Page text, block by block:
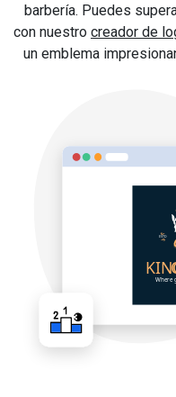
barbería. Puedes
con nuestro creador de
un emblema